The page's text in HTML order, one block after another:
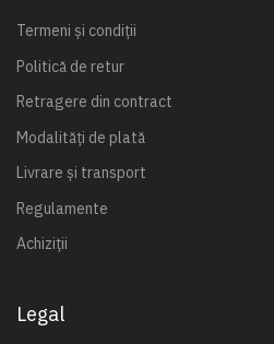
Termeni și condiții
Politică de retur
Retragere din contract
Modalități de plată
Livrare și transport
Regulamente
Achiziții
Legal